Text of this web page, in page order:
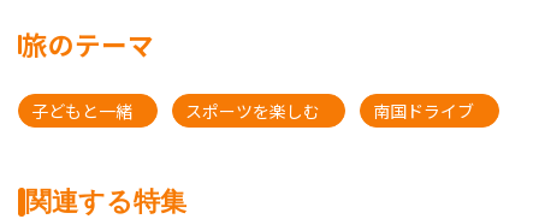
旅のテーマ
子どもと一緒 スポーツを楽しむ 南国ドライブ
関連する特集